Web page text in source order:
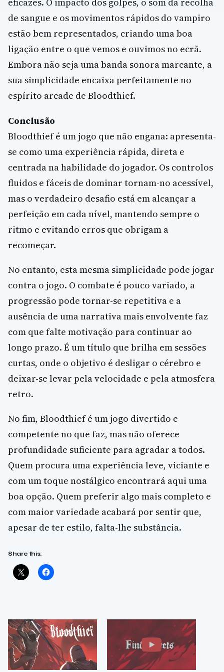
de sangue e os movimentos rápidos do vampiro
estão bem representados, criando uma boa
ligação entre o que vemos e ouvimos no ecrã.
Embora não seja uma banda sonora marcante, a
sua simplicidade encaixa perfeitamente no
espírito arcade de Bloodthief.
Conclusão
Bloodthief é um jogo que não engana: apresenta-
se como uma experiência rápida, direta e
centrada na habilidade do jogador. Os controlos
fluidos e fáceis de dominar tornam-no acessível,
mas o verdadeiro desafio está em alcançar a
perfeição em cada nível, mantendo sempre o
ritmo e evitando erros que obrigam a
recomeçar.
No entanto, esta mesma simplicidade pode jogar
contra o jogo. O combate é pouco variado, a
progressão pode tornar-se repetitiva e a
ausência de uma narrativa mais envolvente faz
com que falte motivação para continuar ao
longo prazo. É um título que brilha em sessões
curtas, onde o objetivo é desligar o cérebro e
deixar-se levar pela velocidade e pela atmosfera
retro.
No fim, Bloodthief é um jogo divertido e
competente no que faz, mas não oferece
profundidade suficiente para agradar a todos.
Quem procura uma experiência leve, viciante e
com um toque nostálgico encontrará aqui uma
boa opção. Quem preferir algo mais completo e
com maior variedade acabará por sentir que,
apesar de ter estilo, falta-lhe substância.
Share this: